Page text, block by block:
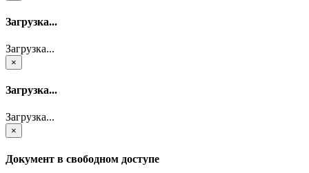
Загрузка...
Загрузка...
×
Загрузка...
Загрузка...
×
Документ в свободном доступе